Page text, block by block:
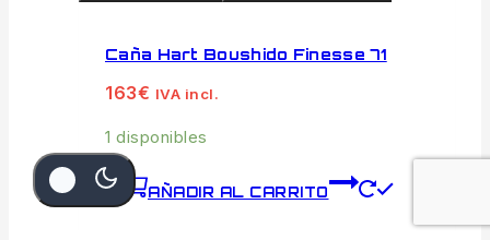
Caña Hart Boushido Finesse 71
163€ IVA incl.
1 disponibles
AÑADIR AL CARRITO